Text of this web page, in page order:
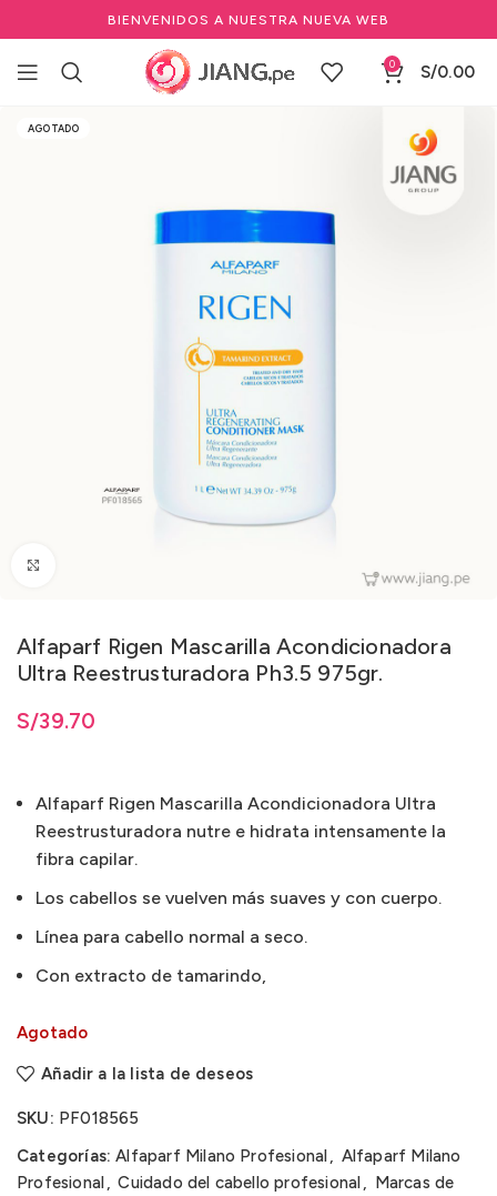
BIENVENIDOS A NUESTRA NUEVA WEB
0 S/0.00
Inicio Salones de Belleza
Cuidado del cabello profesional
AGOTADO
Alfaparf Rigen Mascarilla Acondicionadora
Ultra Reestrusturadora Ph3.5 975gr.
S/39.70
Alfaparf Rigen Mascarilla Acondicionadora Ultra
Reestrusturadora nutre e hidrata intensamente la
fibra capilar.
Los cabellos se vuelven más suaves y con cuerpo.
Línea para cabello normal a seco.
Con extracto de tamarindo,
Agotado
Añadir a la lista de deseos
SKU: PF018565
Categorías: Alfaparf Milano Profesional, Alfaparf Milano
Profesional, Cuidado del cabello profesional, Marcas de